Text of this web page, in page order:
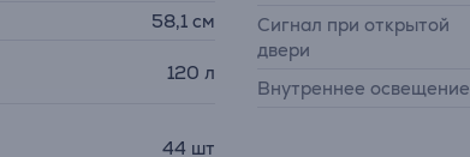
58,1 см
120 л
44 шт
Сигнал при открытой
двери
Внутреннее освещение